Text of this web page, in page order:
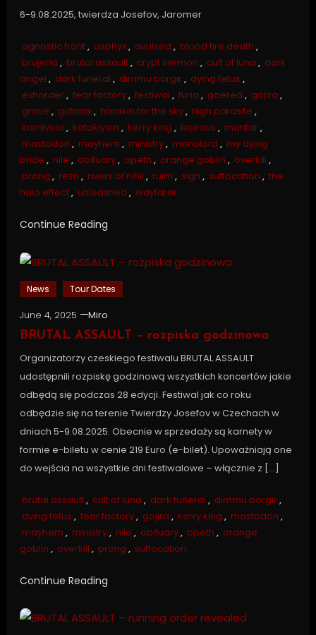
6-9.08.2025, twierdza Josefov, Jaromer
agnostic front, asphyx, avulsed , blood fire death ,
brujeria , brutal assault, crypt sermon , cult of luna , dark
angel , dark funeral , dimmu borgir, dying fetus ,
exhorder, fear factory, festiwal , furia , gaerea , gojira ,
grave , gutalax, harakiri for the sky, high parasite ,
karnivool , kataklysm , kerry king , leprous , mantar,
mastodon , mayhem , ministry, monolord , my dying
bride , nile , obituary, opeth , orange goblin , overkill ,
prong , rezn , rivers of nihil , ruim , sigh , suffocation , the
halo effect, unleashed , wayfarer
Continue Reading
News Tour Dates
June 4, 2025
Miro
BRUTAL ASSAULT – rozpiska godzinowa
Organizatorzy czeskiego festiwalu BRUTAL ASSAULT
udostępnili rozpiskę godzinową wszystkich koncertów jakie
odbędą się podczas 28 edycji. Festiwal jak co roku
odbędzie się na terenie Twierdzy Josefov w Czechach w
dniach 5-9.08.2025. Obecnie w sprzedaży są karnety w
formie e-biletu w cenie 219 Euro (e-bilet). Upoważniają one
do wejścia na wszystkie dni festiwalowe – włącznie z […]
brutal assault, cult of luna , dark funeral , dimmu borgir,
dying fetus , fear factory, gojira , kerry king , mastodon ,
mayhem , ministry, nile , obituary, opeth , orange
goblin , overkill , prong , suffocation
Continue Reading